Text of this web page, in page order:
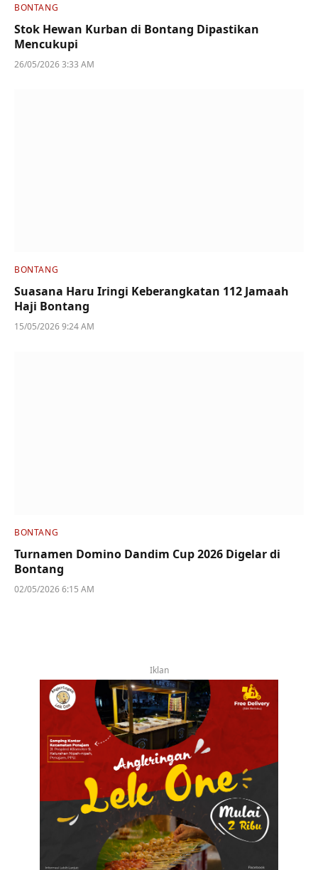
BONTANG
Stok Hewan Kurban di Bontang Dipastikan
Mencukupi
26/05/2026 3:33 AM
BONTANG
Suasana Haru Iringi Keberangkatan 112 Jamaah
Haji Bontang
15/05/2026 9:24 AM
BONTANG
Turnamen Domino Dandim Cup 2026 Digelar di
Bontang
02/05/2026 6:15 AM
Iklan